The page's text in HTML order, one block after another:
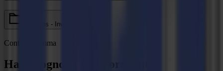
V Series - Invicta
Contatta Summa
Hai bisogno di ulteriore aiuto?